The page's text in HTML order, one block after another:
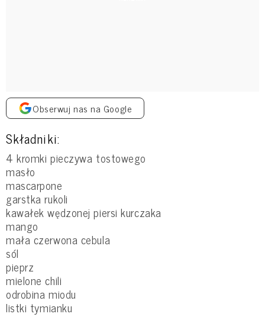
Obserwuj nas na Google
Składniki:
4 kromki pieczywa tostowego
masło
mascarpone
garstka rukoli
kawałek wędzonej piersi kurczaka
mango
mała czerwona cebula
sól
pieprz
mielone chili
odrobina miodu
listki tymianku